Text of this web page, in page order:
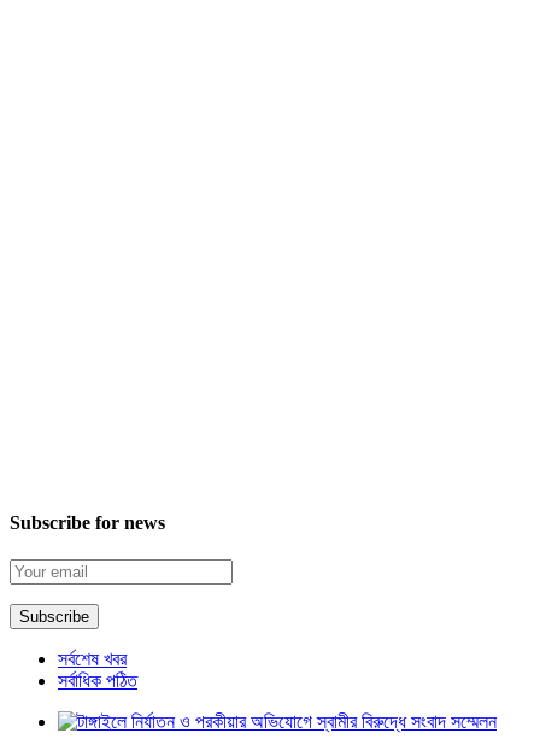
Subscribe for news
সর্বশেষ খবর
সর্বাধিক পঠিত